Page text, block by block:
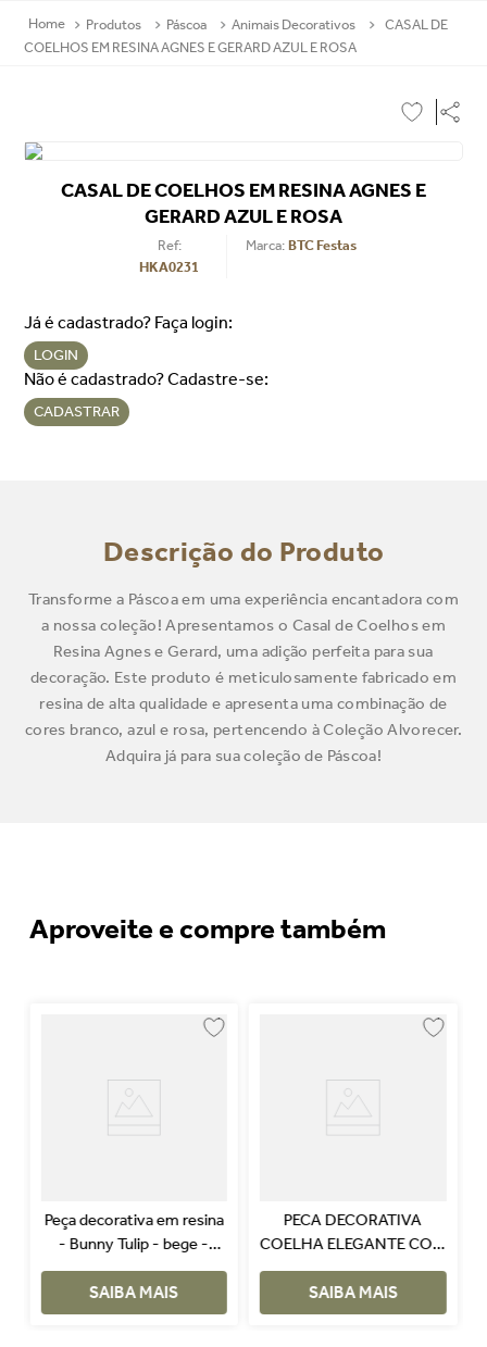
Produtos Páscoa Animais Decorativos
CASAL DE
COELHOS EM RESINA AGNES E GERARD AZUL E ROSA
CASAL DE COELHOS EM RESINA AGNES E
GERARD AZUL E ROSA
Ref:
HKA0231
BTC Festas
Já é cadastrado? Faça login:
LOGIN
Não é cadastrado? Cadastre-se:
CADASTRAR
Descrição do Produto
Transforme a Páscoa em uma experiência encantadora com
a nossa coleção! Apresentamos o Casal de Coelhos em
Resina Agnes e Gerard, uma adição perfeita para sua
decoração. Este produto é meticulosamente fabricado em
resina de alta qualidade e apresenta uma combinação de
cores branco, azul e rosa, pertencendo à Coleção Alvorecer.
Adquira já para sua coleção de Páscoa!
Aproveite e compre também
Peça decorativa em resina
- Bunny Tulip - bege -
24cm
SAIBA MAIS
PECA DECORATIVA
COELHA ELEGANTE COM
VESTIDO E BOTAS EM
RESINA BEGE
SAIBA MAIS